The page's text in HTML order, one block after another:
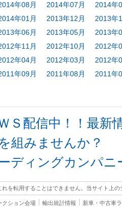
年08月 2014年07月
2014年
年01月 2013年12月
2013年
年06月 2013年05月
2013年
年11月 2012年10月
2012年
年04月 2012年03月
2012年
年09月 2011年08月 2011年
Ｓ配信中！！最新
組みませんか？
ディングカンパニ
を転用することはできません。当サイト上
クション会場 輸出統計情報 新車・中古車